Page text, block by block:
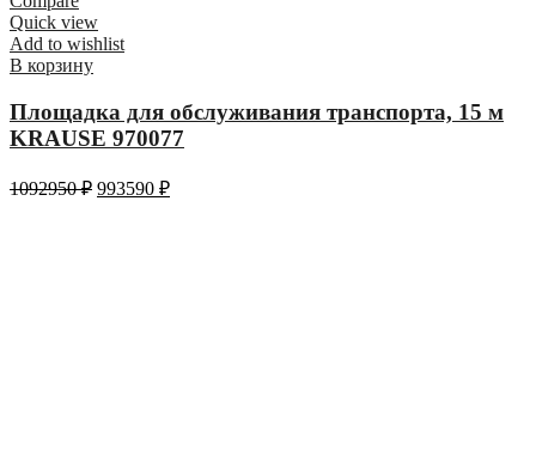
Quick view
Add to wishlist
В корзину
Площадка для обслуживания транспорта, 15 м
KRAUSE 970077
1092950₽ 993590 ₽